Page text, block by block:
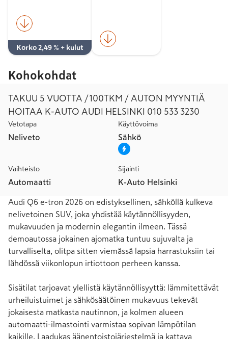
Korko 2,49 % + kulut
Kohokohdat
TAKUU 5 VUOTTA /100TKM / AUTON MYYNTIÄ
HOITAA K-AUTO AUDI HELSINKI 010 533 3230
Vetotapa
Neliveto
Käyttövoima
Sähkö
Vaihteisto
Automaatti
Sijainti
K-Auto Helsinki
Audi Q6 e-tron 2026 on edistyksellinen, sähköllä kulkeva
nelivetoinen SUV, joka yhdistää käytännöllisyyden,
mukavuuden ja modernin elegantin ilmeen. Tässä
demoautossa jokainen ajomatka tuntuu sujuvalta ja
turvalliselta, olitpa sitten viemässä lapsia harrastuksiin tai
lähdössä viikonlopun irtiottoon perheen kanssa.
Sisätilat tarjoavat ylellistä käytännöllisyyttä: lämmitettävät
urheiluistuimet ja sähkösäätöinen mukavuus tekevät
jokaisesta matkasta nautinnon, ja kolmen alueen
automaatti-ilmastointi varmistaa sopivan lämpötilan
kaikille. Laadukas äänentoistojärjestelmä ja kattava